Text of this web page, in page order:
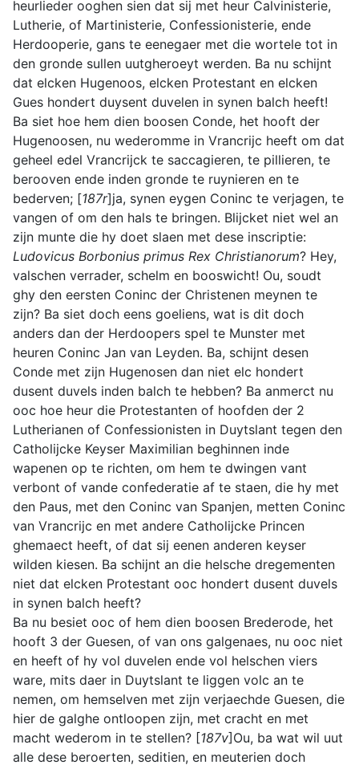
heurlieder ooghen sien dat sij met heur Calvinisterie,
Lutherie, of Martinisterie, Confessionisterie, ende
Herdooperie, gans te eenegaer met die wortele tot in
den gronde sullen uutgheroeyt werden. Ba nu schijnt
dat elcken Hugenoos, elcken Protestant en elcken
Gues hondert duysent duvelen in synen balch heeft!
Ba siet hoe hem dien boosen Conde, het hooft der
Hugenoosen, nu wederomme in Vrancrijc heeft om dat
geheel edel Vrancrijck te saccagieren, te pillieren, te
berooven ende inden gronde te ruynieren en te
bederven; [187r]ja, synen eygen Coninc te verjagen, te
vangen of om den hals te bringen. Blijcket niet wel an
zijn munte die hy doet slaen met dese inscriptie:
Ludovicus Borbonius primus Rex Christianorum? Hey,
valschen verrader, schelm en booswicht! Ou, soudt
ghy den eersten Coninc der Christenen meynen te
zijn? Ba siet doch eens goeliens, wat is dit doch
anders dan der Herdoopers spel te Munster met
heuren Coninc Jan van Leyden. Ba, schijnt desen
Conde met zijn Hugenosen dan niet elc hondert
dusent duvels inden balch te hebben? Ba anmerct nu
ooc hoe heur die Protestanten of hoofden der 2
Lutherianen of Confessionisten in Duytslant tegen den
Catholijcke Keyser Maximilian beghinnen inde
wapenen op te richten, om hem te dwingen vant
verbont of vande confederatie af te staen, die hy met
den Paus, met den Coninc van Spanjen, metten Coninc
van Vrancrijc en met andere Catholijcke Princen
ghemaect heeft, of dat sij eenen anderen keyser
wilden kiesen. Ba schijnt an die helsche dregementen
niet dat elcken Protestant ooc hondert dusent duvels
in synen balch heeft?
Ba nu besiet ooc of hem dien boosen Brederode, het
hooft 3 der Guesen, of van ons galgenaes, nu ooc niet
en heeft of hy vol duvelen ende vol helschen viers
ware, mits daer in Duytslant te liggen volc an te
nemen, om hemselven met zijn verjaechde Guesen, die
hier de galghe ontloopen zijn, met cracht en met
macht wederom in te stellen? [187v]Ou, ba wat wil uut
alle dese beroerten, seditien, en meuterien doch